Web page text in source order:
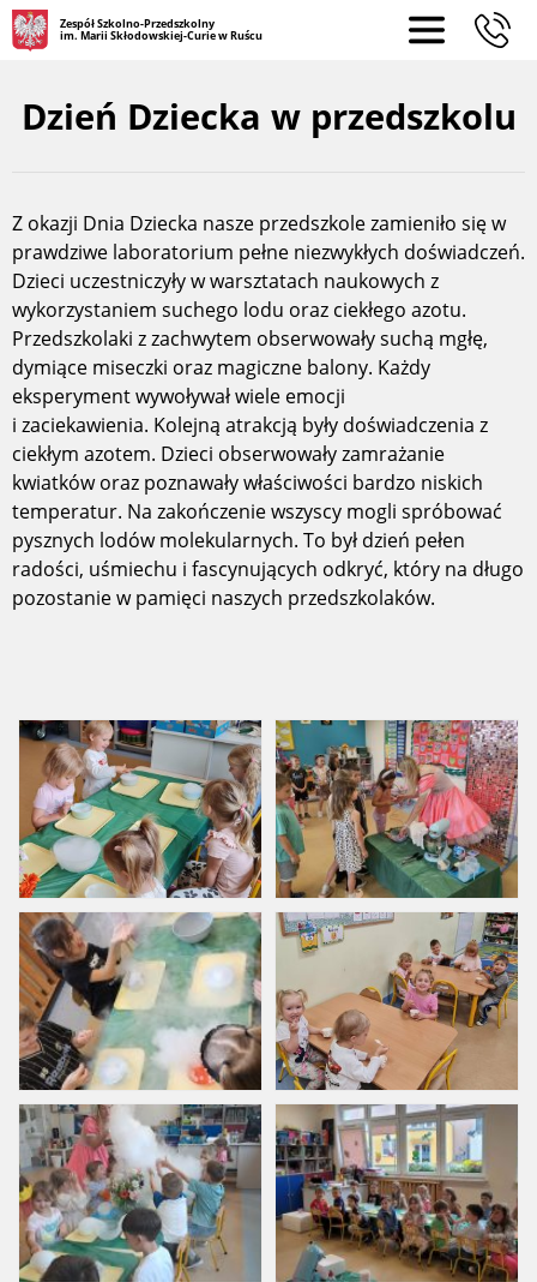
Zespół Szkolno-Przedszkolny
im. Marii Skłodowskiej-Curie w Ruścu
Dzień Dziecka w przedszkolu
Z okazji Dnia Dziecka nasze przedszkole zamieniło się w
prawdziwe laboratorium pełne niezwykłych doświadczeń.
Dzieci uczestniczyły w warsztatach naukowych z
wykorzystaniem suchego lodu oraz ciekłego azotu.
Przedszkolaki z zachwytem obserwowały suchą mgłę,
dymiące miseczki oraz magiczne balony. Każdy
eksperyment wywoływał wiele emocji
i zaciekawienia. Kolejną atrakcją były doświadczenia z
ciekłym azotem. Dzieci obserwowały zamrażanie
kwiatków oraz poznawały właściwości bardzo niskich
temperatur. Na zakończenie wszyscy mogli spróbować
pysznych lodów molekularnych. To był dzień pełen
radości, uśmiechu i fascynujących odkryć, który na długo
pozostanie w pamięci naszych przedszkolaków.